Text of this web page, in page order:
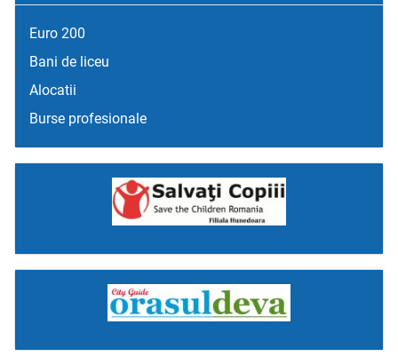
Euro 200
Bani de liceu
Alocatii
Burse profesionale